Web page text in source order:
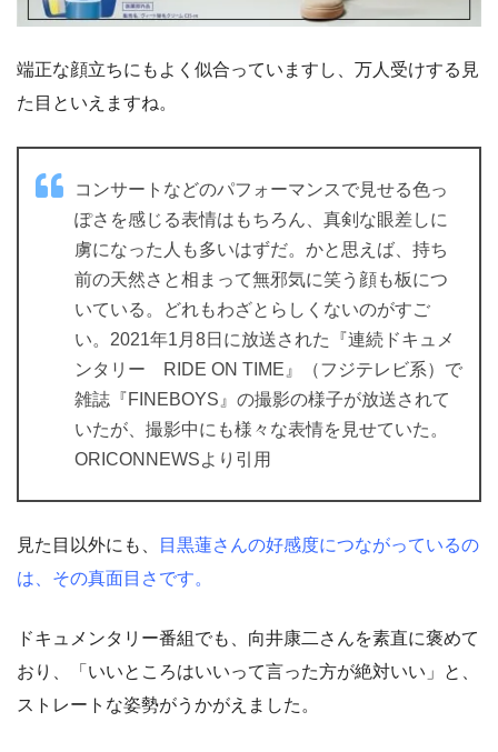
端正な顔立ちにもよく似合っていますし、万人受けする見
た目といえますね。
コンサートなどのパフォーマンスで見せる色っ
ぽさを感じる表情はもちろん、真剣な眼差しに
虜になった人も多いはずだ。かと思えば、持ち
前の天然さと相まって無邪気に笑う顔も板につ
いている。どれもわざとらしくないのがすご
い。2021年1月8日に放送された『連続ドキュメ
ンタリー RIDE ON TIME』（フジテレビ系）で
雑誌『FINEBOYS』の撮影の様子が放送されて
いたが、撮影中にも様々な表情を見せていた。
ORICONNEWSより引用
見た目以外にも、
目黒蓮さんの好感度につながっているの
は、その真面目さです。
ドキュメンタリー番組でも、向井康二さんを素直に褒めて
おり、「いいところはいいって言った方が絶対いい」と、
ストレートな姿勢がうかがえました。